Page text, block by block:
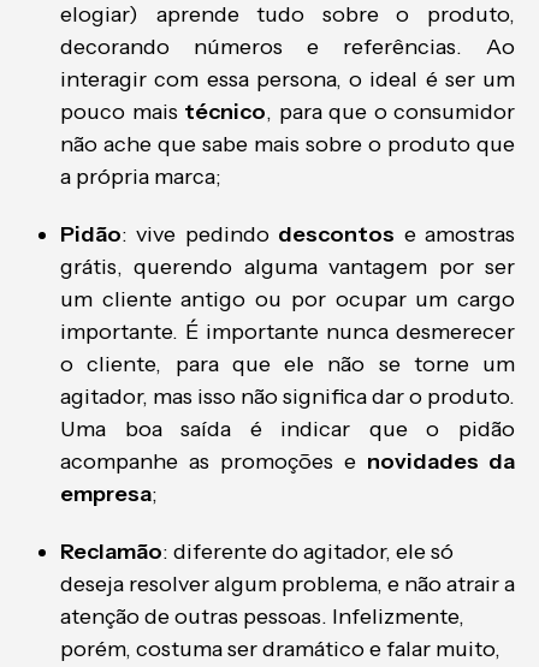
elogiar) aprende tudo sobre o produto,
decorando números e referências. Ao
interagir com essa persona, o ideal é ser um
pouco mais técnico, para que o consumidor
não ache que sabe mais sobre o produto que
a própria marca;
Pidão: vive pedindo descontos e amostras
grátis, querendo alguma vantagem por ser
um cliente antigo ou por ocupar um cargo
importante. É importante nunca desmerecer
o cliente, para que ele não se torne um
agitador, mas isso não significa dar o produto.
Uma boa saída é indicar que o pidão
acompanhe as promoções e novidades da
empresa;
Reclamão: diferente do agitador, ele só
deseja resolver algum problema, e não atrair a
atenção de outras pessoas. Infelizmente,
porém, costuma ser dramático e falar muito,